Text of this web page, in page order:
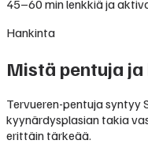
45–60 min lenkkiä ja
Hankinta
Mistä pentuja
Tervueren-pentuja syntyy
kyynärdysplasian takia
erittäin tärkeää.